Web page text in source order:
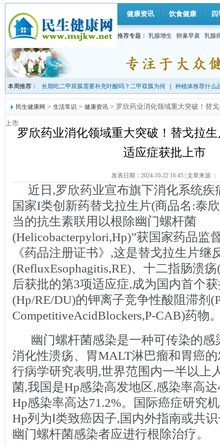
健康资讯 饮食健康
推荐专题： 乳腺增生 卵巢早衰 乳腺
本周推荐： 长期吃二甲双胍需要补充叶酸吗？二甲双胍为何 种植体推荐什么
民生健康网 > 生活常识 > 健康资讯 > 罗欣药业消化领域重大突破！替
上市
罗欣药业消化领域重大突破！替戈拉
适应症获批上市
发表日期：2024-10-22 16:43 文章来源 ：
近日,罗欣药业宣布旗下消化系统疾
国家I类创新药替戈拉生片(商品名:泰
当的抗生素联用以根除幽门螺杆菌
(Helicobacterpylori,Hp)”获国家药品监
《药品注册证书》,这是替戈拉生片继
(RefluxEsophagitis,RE)、十二指肠溃疡
后获批的第3项适应症,成为国内首个
(Hp/RE/DU)的钾离子竞争性酸阻滞剂
CompetitiveAcidBlockers,P-CAB)药物
幽门螺杆菌感染是一种可传染的
消化性溃疡、胃MALT淋巴瘤和胃癌
行病学研究表明,世界范围内一半以上
菌,我国是Hp感染高发地区,感染率高
Hp感染率高达71.2%。国际癌症研究
Hp列为Ⅰ类致癌因子,国内外指南或共
幽门螺杆菌感染者应进行根除治疗。